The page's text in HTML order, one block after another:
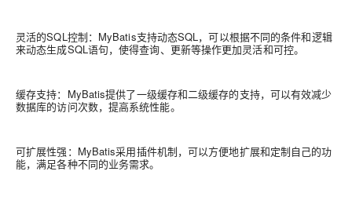
灵活的SQL控制：MyBatis支持动态SQL，可以根据不同的条件和逻辑
来动态生成SQL语句，使得查询、更新等操作更加灵活和可控。
缓存支持：MyBatis提供了一级缓存和二级缓存的支持，可以有效减少
数据库的访问次数，提高系统性能。
可扩展性强：MyBatis采用插件机制，可以方便地扩展和定制自己的功
能，满足各种不同的业务需求。